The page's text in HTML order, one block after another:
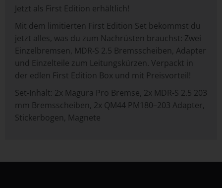
Jetzt als First Edition erhältlich!
Mit dem limitierten First Edition Set bekommst du
jetzt alles, was du zum Nachrüsten brauchst: Zwei
Einzelbremsen, MDR-S 2.5 Bremsscheiben, Adapter
und Einzelteile zum Leitungskürzen. Verpackt in
der edlen First Edition Box und mit Preisvorteil!
Set-Inhalt: 2x Magura Pro Bremse, 2x MDR-S 2.5 203
mm Bremsscheiben, 2x QM44 PM180–203 Adapter,
Stickerbogen, Magnete